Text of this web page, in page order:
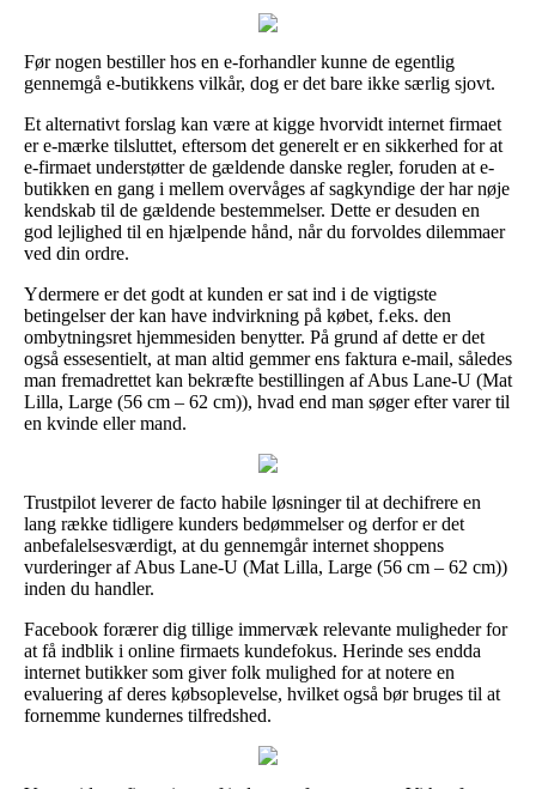
Før nogen bestiller hos en e-forhandler kunne de egentlig
gennemgå e-butikkens vilkår, dog er det bare ikke særlig sjovt.
Et alternativt forslag kan være at kigge hvorvidt internet firmaet
er e-mærke tilsluttet, eftersom det generelt er en sikkerhed for at
e-firmaet understøtter de gældende danske regler, foruden at e-
butikken en gang i mellem overvåges af sagkyndige der har nøje
kendskab til de gældende bestemmelser. Dette er desuden en
god lejlighed til en hjælpende hånd, når du forvoldes dilemmaer
ved din ordre.
Ydermere er det godt at kunden er sat ind i de vigtigste
betingelser der kan have indvirkning på købet, f.eks. den
ombytningsret hjemmesiden benytter. På grund af dette er det
også essesentielt, at man altid gemmer ens faktura e-mail, således
man fremadrettet kan bekræfte bestillingen af Abus Lane-U (Mat
Lilla, Large (56 cm – 62 cm)), hvad end man søger efter varer til
en kvinde eller mand.
Trustpilot leverer de facto habile løsninger til at dechifrere en
lang række tidligere kunders bedømmelser og derfor er det
anbefalelsesværdigt, at du gennemgår internet shoppens
vurderinger af Abus Lane-U (Mat Lilla, Large (56 cm – 62 cm))
inden du handler.
Facebook forærer dig tillige immervæk relevante muligheder for
at få indblik i online firmaets kundefokus. Herinde ses endda
internet butikker som giver folk mulighed for at notere en
evaluering af deres købsoplevelse, hvilket også bør bruges til at
fornemme kundernes tilfredshed.